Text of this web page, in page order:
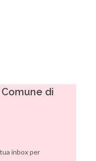
di
inbox per